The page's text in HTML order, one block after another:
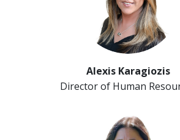
Alexis Karagiozis
Director of Human